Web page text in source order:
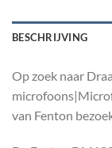
BESCHRIJVING
Op zoek naar
van Fenton